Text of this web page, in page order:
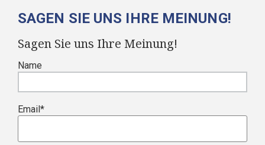
SAGEN SIE UNS IHRE MEINUNG!
Sagen Sie uns Ihre Meinung!
Name
Email*